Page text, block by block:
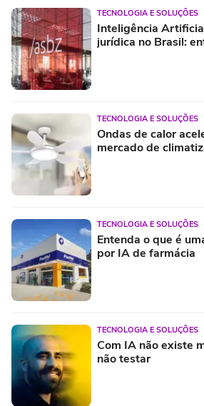
TECNOLOGIA E SOLUÇÕES
Inteligência
jurídica no Brasil:
TECNOLOGIA E SOLUÇÕES
Ondas de calor
mercado de
TECNOLOGIA E SOLUÇÕES
Entenda o que é
por IA de farmácia
TECNOLOGIA E SOLUÇÕES
Com IA não existe
não testar